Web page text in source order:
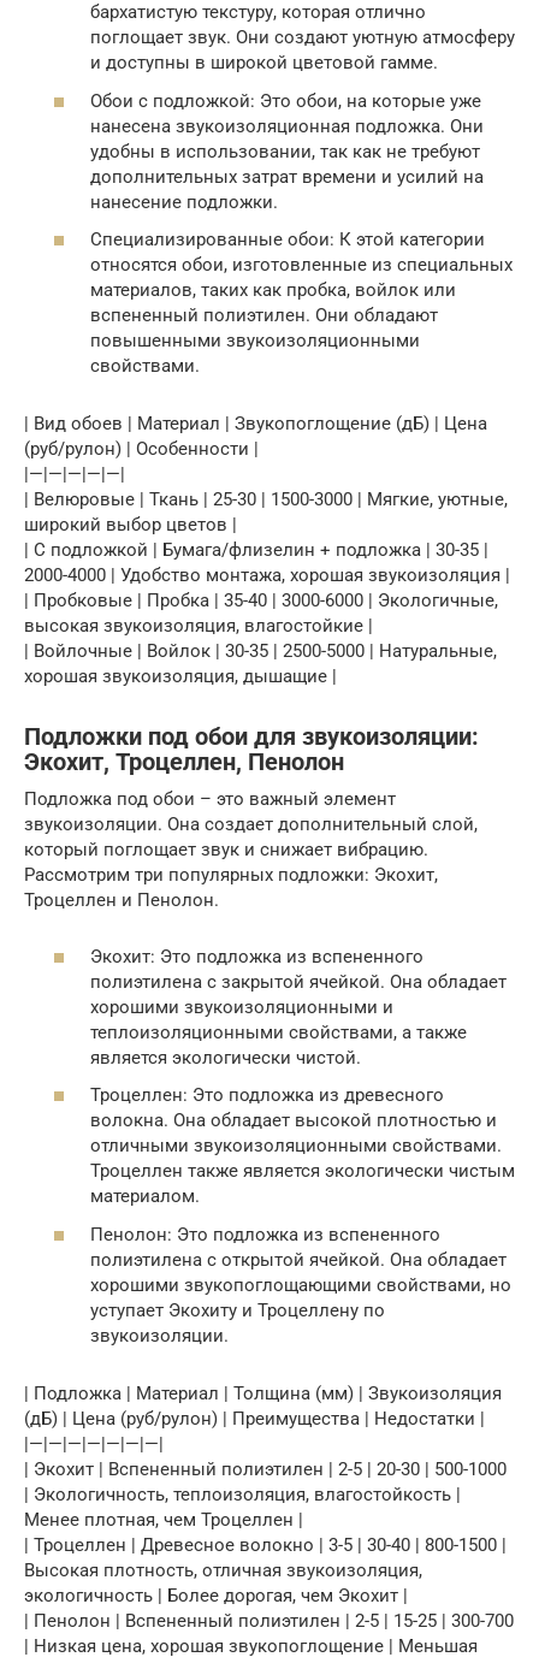
бархатистую текстуру, которая отлично
поглощает звук. Они создают уютную атмосферу
и доступны в широкой цветовой гамме.
Обои с подложкой: Это обои, на которые уже
нанесена звукоизоляционная подложка. Они
удобны в использовании, так как не требуют
дополнительных затрат времени и усилий на
нанесение подложки.
Специализированные обои: К этой категории
относятся обои, изготовленные из специальных
материалов, таких как пробка, войлок или
вспененный полиэтилен. Они обладают
повышенными звукоизоляционными
свойствами.
| Вид обоев | Материал | Звукопоглощение (дБ) | Цена
(руб/рулон) | Особенности |
|—|—|—|—|—|
| Велюровые | Ткань | 25-30 | 1500-3000 | Мягкие, уютные,
широкий выбор цветов |
| С подложкой | Бумага/флизелин + подложка | 30-35 |
2000-4000 | Удобство монтажа, хорошая звукоизоляция |
| Пробковые | Пробка | 35-40 | 3000-6000 | Экологичные,
высокая звукоизоляция, влагостойкие |
| Войлочные | Войлок | 30-35 | 2500-5000 | Натуральные,
хорошая звукоизоляция, дышащие |
Подложки под обои для звукоизоляции:
Экохит, Троцеллен, Пенолон
Подложка под обои – это важный элемент
звукоизоляции. Она создает дополнительный слой,
который поглощает звук и снижает вибрацию.
Рассмотрим три популярных подложки: Экохит,
Троцеллен и Пенолон.
Экохит: Это подложка из вспененного
полиэтилена с закрытой ячейкой. Она обладает
хорошими звукоизоляционными и
теплоизоляционными свойствами, а также
является экологически чистой.
Троцеллен: Это подложка из древесного
волокна. Она обладает высокой плотностью и
отличными звукоизоляционными свойствами.
Троцеллен также является экологически чистым
материалом.
Пенолон: Это подложка из вспененного
полиэтилена с открытой ячейкой. Она обладает
хорошими звукопоглощающими свойствами, но
уступает Экохиту и Троцеллену по
звукоизоляции.
| Подложка | Материал | Толщина (мм) | Звукоизоляция
(дБ) | Цена (руб/рулон) | Преимущества | Недостатки |
|—|—|—|—|—|—|—|
| Экохит | Вспененный полиэтилен | 2-5 | 20-30 | 500-1000
| Экологичность, теплоизоляция, влагостойкость |
Менее плотная, чем Троцеллен |
| Троцеллен | Древесное волокно | 3-5 | 30-40 | 800-1500 |
Высокая плотность, отличная звукоизоляция,
экологичность | Более дорогая, чем Экохит |
| Пенолон | Вспененный полиэтилен | 2-5 | 15-25 | 300-700
| Низкая цена, хорошая звукопоглощение | Меньшая